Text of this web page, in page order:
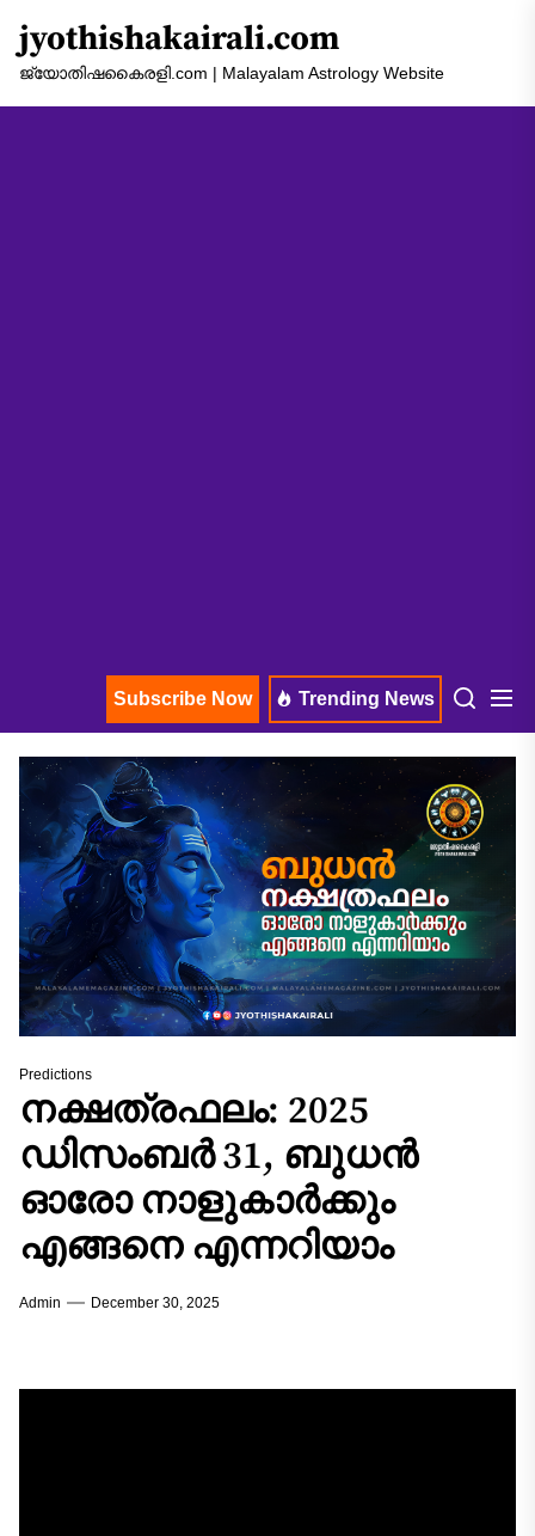
the
jyothishakairali.com
ജ്യോതിഷകൈരളി.com | Malayalam Astrology Website
Subscribe Now Trending News
Predictions
നക്ഷത്രഫലം: 2025
ഡിസംബർ 31, ബുധൻ
ഓരോ നാളുകാർക്കും
എങ്ങനെ എന്നറിയാം
Admin December 30, 2025